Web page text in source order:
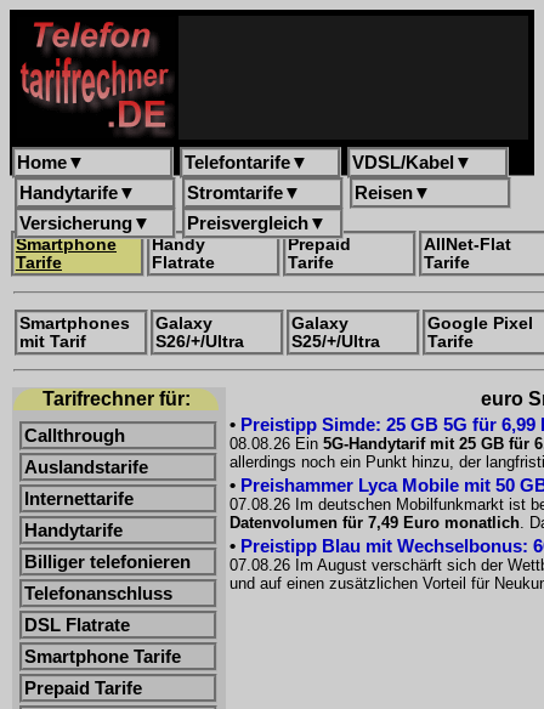
Home▼ Telefontarife▼ VDSL/Kabel ▼
Handytarife▼ Stromtarife▼ Reisen▼
Versicherung▼ Preisvergleich▼
Smartphone
Tarife
Handy
Flatrate
Prepaid
Tarife
AllNet-Flat
Tarife
Smartphones
mit Tarif
Galaxy
S26/+/Ultra
Galaxy
S25/+/Ultra
Google Pixel
Tarife
Tarifrechner für:
Callthrough
Auslandstarife
Internettarife
Handytarife
Billiger telefonieren
Telefonanschluss
DSL Flatrate
Smartphone Tarife
Prepaid Tarife
euro
• Preistipp Simde: 25 GB 5G für
08.08.26 Ein 5G-Handytarif mit 25 GB für
allerdings noch ein Punkt hinzu, der
• Preishammer Lyca Mobile mit 50
07.08.26 Im deutschen Mobilfunkmarkt ist
Datenvolumen für 7,49 Euro monatlich.
• Preistipp Blau mit Wechselbonus:
07.08.26 Im August verschärft sich der
und auf einen zusätzlichen Vorteil für